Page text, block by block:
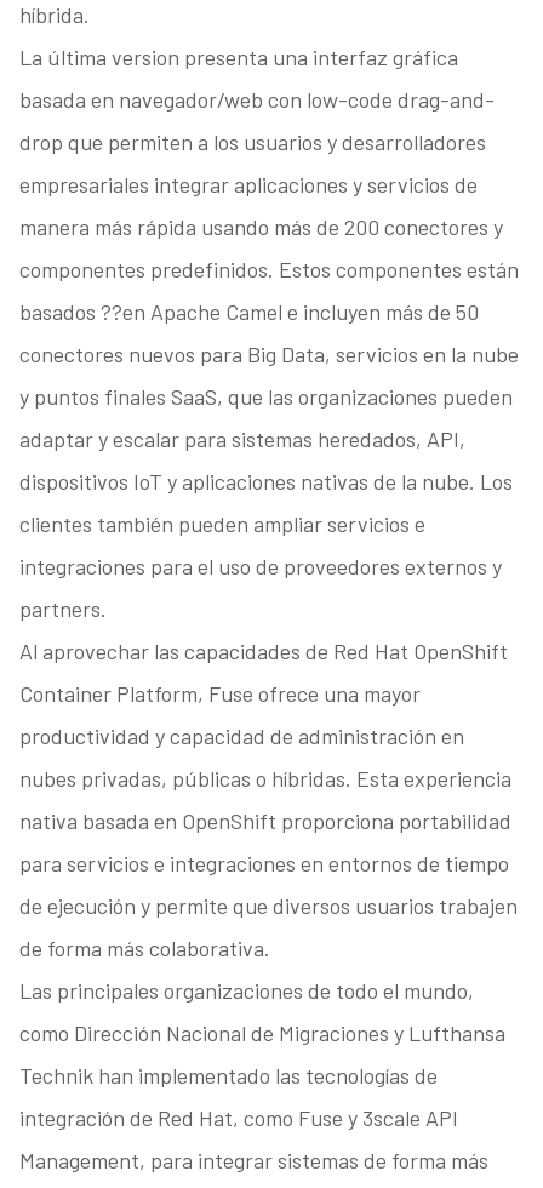
híbrida.
La última version presenta una interfaz gráfica
basada en navegador/web con low-code drag-and-
drop que permiten a los usuarios y desarrolladores
empresariales integrar aplicaciones y servicios de
manera más rápida usando más de 200 conectores y
componentes predefinidos. Estos componentes están
basados ??en Apache Camel e incluyen más de 50
conectores nuevos para Big Data, servicios en la nube
y puntos finales SaaS, que las organizaciones pueden
adaptar y escalar para sistemas heredados, API,
dispositivos IoT y aplicaciones nativas de la nube. Los
clientes también pueden ampliar servicios e
integraciones para el uso de proveedores externos y
partners.
Al aprovechar las capacidades de Red Hat OpenShift
Container Platform, Fuse ofrece una mayor
productividad y capacidad de administración en
nubes privadas, públicas o híbridas. Esta experiencia
nativa basada en OpenShift proporciona portabilidad
para servicios e integraciones en entornos de tiempo
de ejecución y permite que diversos usuarios trabajen
de forma más colaborativa.
Las principales organizaciones de todo el mundo,
como Dirección Nacional de Migraciones y Lufthansa
Technik han implementado las tecnologías de
integración de Red Hat, como Fuse y 3scale API
Management, para integrar sistemas de forma más